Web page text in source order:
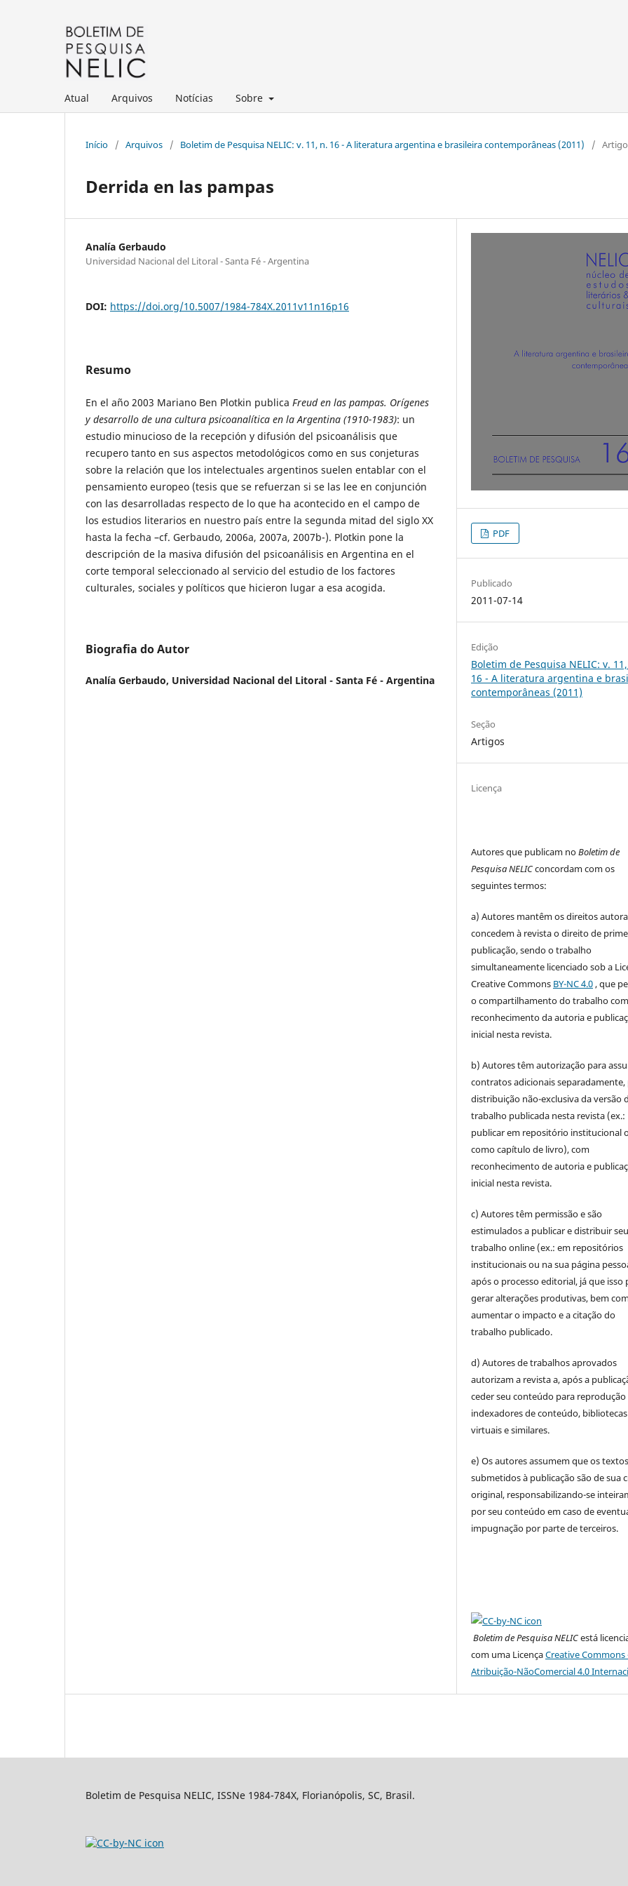
Atual Arquivos Notícias Sobre
Início / Arquivos / Boletim de Pesquisa NELIC: v. 11, n. 16 - A literatura argentina e brasileira contemporâneas (2011) /
Derrida en las pampas
Analía Gerbaudo
Universidad Nacional del Litoral - Santa Fé - Argentina
DOI: https://doi.org/10.5007/1984-784X.2011v11n16p16
Resumo
En el año 2003 Mariano Ben Plotkin publica Freud en las pampas. Orígenes
y desarrollo de una cultura psicoanalítica en la Argentina (1910-1983): un
estudio minucioso de la recepción y difusión del psicoanálisis que
recupero tanto en sus aspectos metodológicos como en sus conjeturas
sobre la relación que los intelectuales argentinos suelen entablar con el
pensamiento europeo (tesis que se refuerzan si se las lee en conjunción
con las desarrolladas respecto de lo que ha acontecido en el campo de
los estudios literarios en nuestro país entre la segunda mitad del siglo XX
hasta la fecha –cf. Gerbaudo, 2006a, 2007a, 2007b-). Plotkin pone la
descripción de la masiva difusión del psicoanálisis en Argentina en el
corte temporal seleccionado al servicio del estudio de los factores
culturales, sociales y políticos que hicieron lugar a esa acogida.
Biografia do Autor
Analía Gerbaudo, Universidad Nacional del Litoral - Santa Fé - Argentina
PDF
Publicado
2011-07-14
Edição
Boletim de Pesquisa NELIC: v.
16 - A literatura argentina e
contemporâneas (2011)
Seção
Artigos
Licença
Autores que publicam noBoletim de
Pesquisa NELICconcordam com os
seguintes termos:
a) Autores mantêm os direitos
concedem à revista o direito de
publicação, sendo o trabalho
simultaneamente licenciado sob a
Creative Commons BY-NC 4.0, que
o compartilhamento do trabalho com
reconhecimento da autoria e
inicial nesta revista.
b) Autores têm autorização para
contratos adicionais separadamente,
distribuição não-exclusiva da versão
trabalho publicada nesta revista (ex.:
publicar em repositório institucional
como capítulo de livro), com
reconhecimento de autoria e
inicial nesta revista.
c) Autores têm permissão e são
estimulados a publicar e distribuir seu
trabalho online (ex.: em repositórios
institucionais ou na sua página
após o processo editorial, já que isso
gerar alterações produtivas, bem
aumentar o impacto e a citação do
trabalho publicado.
d) Autores de trabalhos aprovados
autorizam a revista a, após a
ceder seu conteúdo para reprodução
indexadores de conteúdo, bibliotecas
virtuais e similares.
e) Os autores assumem que os textos
submetidos à publicação são de sua
original, responsabilizando-se
por seu conteúdo em caso de
impugnação por parte de terceiros.
Boletim de Pesquisa NELICestá
com uma LicençaCreative Commons
Atribuição-NãoComercial 4.0
Boletim de Pesquisa NELIC, ISSNe 1984-784X, Florianópolis, SC, Brasil.